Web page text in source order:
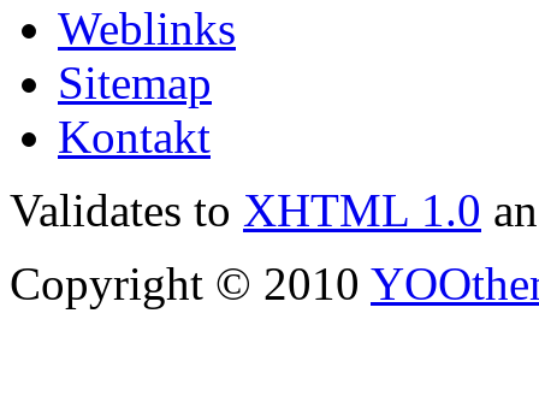
Weblinks
Sitemap
Kontakt
Validates to XHTML 1.0
Copyright © 2010